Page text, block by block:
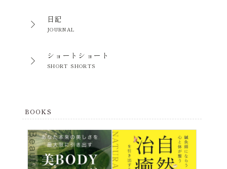
日記
JOURNAL
ショートショート
SHORT SHORTS
BOOKS